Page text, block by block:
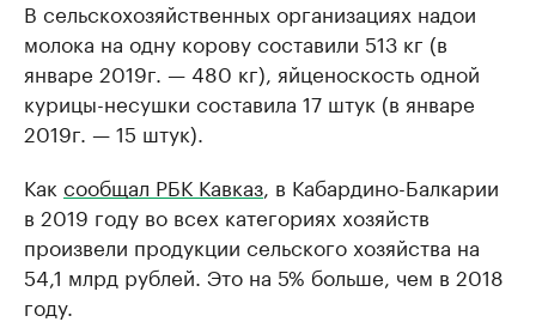
В сельскохозяйственных организациях надои
молока на одну корову составили 513 кг (в
январе 2019г. — 480 кг), яйценоскость одной
курицы-несушки составила 17 штук (в январе
2019г. — 15 штук).
Как сообщал РБК Кавказ , в Кабардино-Балкарии
в 2019 году во всех категориях хозяйств
произвели продукции сельского хозяйства на
54,1 млрд рублей. Это на 5% больше, чем в 2018
году.